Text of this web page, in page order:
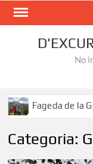
Skip
No
Grevolosa: El
Categoria: